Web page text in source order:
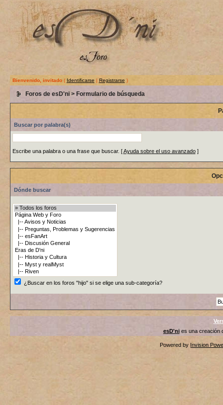
Bienvenido, invitado( Identificarse | Registrarse )
Foros de esD'ni> Formulario de búsqueda
Buscar por palabra(s)
Escribe una palabra o una frase que buscar. [Ayuda sobre el uso avanzado]
Dónde buscar
¿Buscar en los foros "hijo" si se elige una sub-categoría?
esD'nies una creación
Powered by Invision